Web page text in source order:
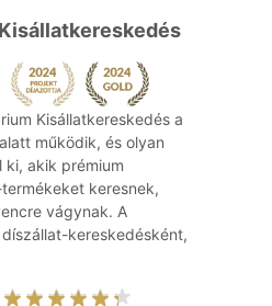
Kisállatkereskedés a
működik, és olyan
ki, akik prémium
keresnek,
vágynak. A
kereskedésként,